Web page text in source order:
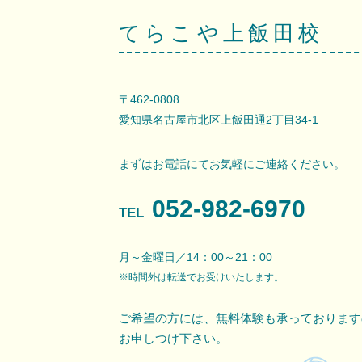
てらこや上飯田校
〒462-0808
愛知県名古屋市北区上飯田通2丁目34-1
まずはお電話にてお気軽にご連絡ください。
TEL 052-982-6970
月～金曜日／14：00～21：00
※時間外は転送でお受けいたします。
ご希望の方には、無料体験も承っておりま
お申しつけ下さい。